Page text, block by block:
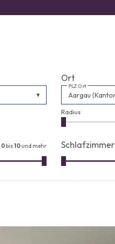
Ort
PLZ Ort
Radius
0bis 10 und mehr Schlafzimmer